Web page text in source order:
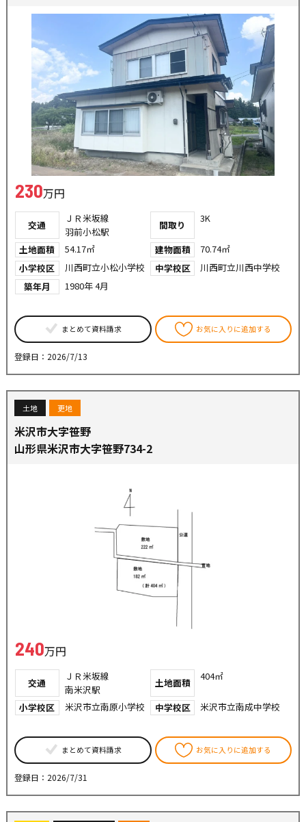
230万円
交通
ＪＲ米坂線
羽前小松駅
間取り
3K
土地面積 54.17㎡ 建物面積
70.74㎡
小学校区
川西町立小松小学校 中学校区
川西町立川西中学校
築年月
1980年 4月
まとめて資料請求 お気に入りに追加する
登録日：2026/7/13
土地 更地
米沢市大字笹野
山形県米沢市大字笹野734-2
240万円
交通
ＪＲ米坂線
南米沢駅
土地面積
404㎡
小学校区 米沢市立南原小学校 中学校区 米沢市立南成中学校
まとめて資料請求 お気に入りに追加する
登録日：2026/7/31